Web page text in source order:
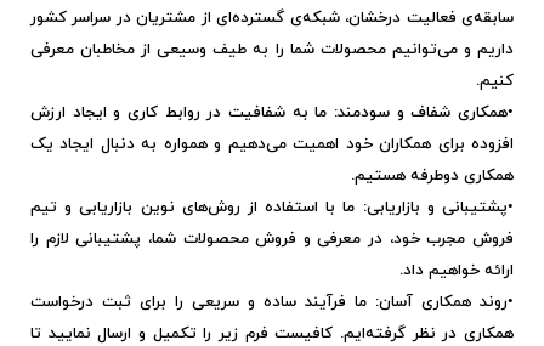
سابقه‌ی فعالیت درخشان، شبکه‌ی گسترده‌ای از مشتریان در سراسر کشور
داریم و می‌توانیم محصولات شما را به طیف وسیعی از مخاطبان معرفی
کنیم.
•همکاری شفاف و سودمند: ما به شفافیت در روابط کاری و ایجاد ارزش
افزوده برای همکاران خود اهمیت می‌دهیم و همواره به دنبال ایجاد یک
همکاری دوطرفه هستیم.
•پشتیبانی و بازاریابی: ما با استفاده از روش‌های نوین بازاریابی و تیم
فروش مجرب خود، در معرفی و فروش محصولات شما، پشتیبانی لازم را
ارائه خواهیم داد.
•روند همکاری آسان: ما فرآیند ساده و سریعی را برای ثبت درخواست
همکاری در نظر گرفته‌ایم. کافیست فرم زیر را تکمیل و ارسال نمایید تا